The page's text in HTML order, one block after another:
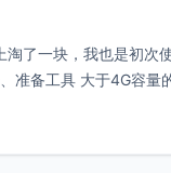
了一块，我也是初次
请自行备份好）